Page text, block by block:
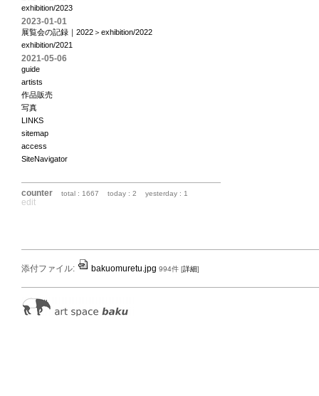
exhibition/2023
2023-01-01
展覧会の記録｜2022＞exhibition/2022
exhibition/2021
2021-05-06
guide
artists
作品販売
写真
LINKS
sitemap
access
SiteNavigator
counter total : 1667 today : 2 yesterday : 1
edit
添付ファイル: bakuomuretu.jpg 994件 [詳細]